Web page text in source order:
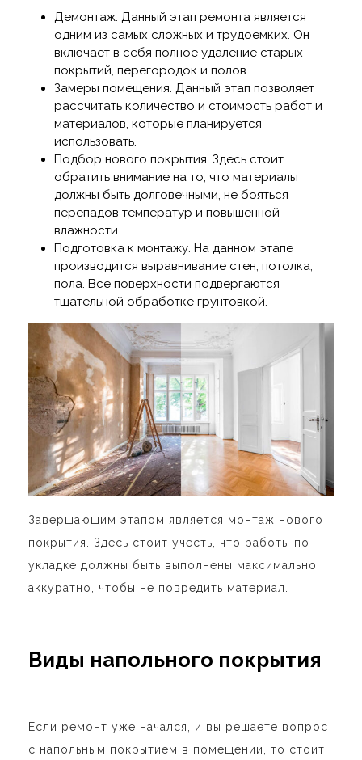
Демонтаж. Данный этап ремонта является
одним из самых сложных и трудоемких. Он
включает в себя полное удаление старых
покрытий, перегородок и полов.
Замеры помещения. Данный этап позволяет
рассчитать количество и стоимость работ и
материалов, которые планируется
использовать.
Подбор нового покрытия. Здесь стоит
обратить внимание на то, что материалы
должны быть долговечными, не бояться
перепадов температур и повышенной
влажности.
Подготовка к монтажу. На данном этапе
производится выравнивание стен, потолка,
пола. Все поверхности подвергаются
тщательной обработке грунтовкой.
Завершающим этапом является монтаж нового
покрытия. Здесь стоит учесть, что работы по
укладке должны быть выполнены максимально
аккуратно, чтобы не повредить материал.
Виды напольного покрытия
Если ремонт уже начался, и вы решаете вопрос
с напольным покрытием в помещении, то стоит